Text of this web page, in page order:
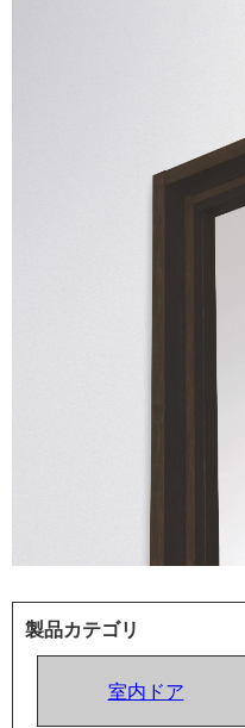
製品カテゴリ
室内ドア